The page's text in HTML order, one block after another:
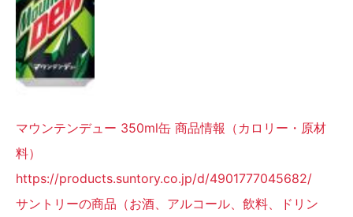
マウンテンデュー 350ml缶 商品情報（カロリー・原材
料）
https://products.suntory.co.jp/d/4901777045682/
サントリーの商品（お酒、アルコール、飲料、ドリン